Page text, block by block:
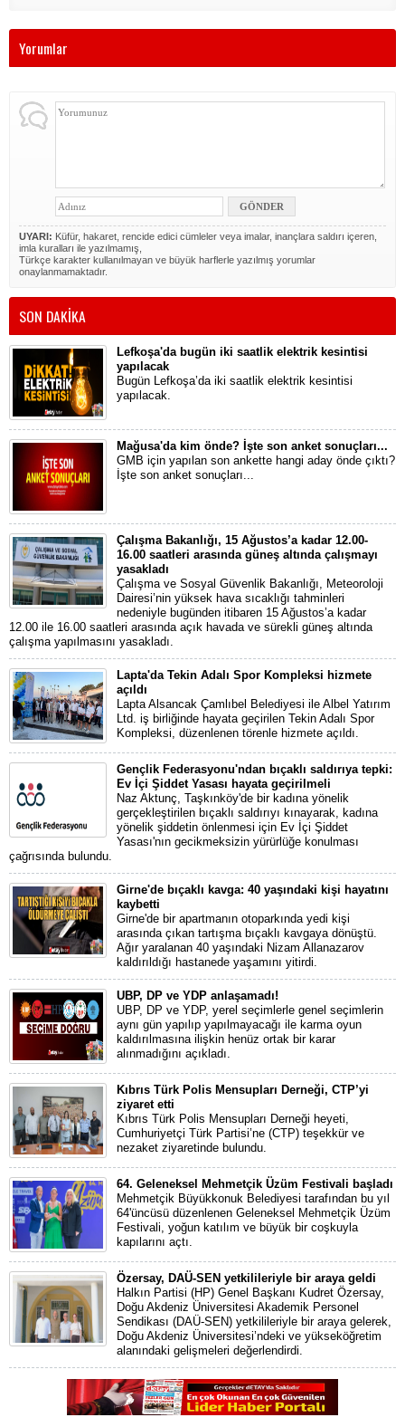
Yorumlar
UYARI: Küfür, hakaret, rencide edici cümleler veya imalar, inançlara saldırı içeren,
imla kuralları ile yazılmamış,
Türkçe karakter kullanılmayan ve büyük harflerle yazılmış yorumlar
onaylanmamaktadır.
SON DAKİKA
Lefkoşa'da bugün iki saatlik elektrik kesintisi
yapılacak
Bugün Lefkoşa’da iki saatlik elektrik kesintisi
yapılacak.
Mağusa'da kim önde? İşte son anket sonuçları...
GMB için yapılan son ankette hangi aday önde çıktı?
İşte son anket sonuçları...
Çalışma Bakanlığı, 15 Ağustos’a kadar 12.00-
16.00 saatleri arasında güneş altında çalışmayı
yasakladı
Çalışma ve Sosyal Güvenlik Bakanlığı, Meteoroloji
Dairesi’nin yüksek hava sıcaklığı tahminleri
nedeniyle bugünden itibaren 15 Ağustos’a kadar
12.00 ile 16.00 saatleri arasında açık havada ve sürekli güneş altında
çalışma yapılmasını yasakladı.
Lapta'da Tekin Adalı Spor Kompleksi hizmete
açıldı
Lapta Alsancak Çamlıbel Belediyesi ile Albel Yatırım
Ltd. iş birliğinde hayata geçirilen Tekin Adalı Spor
Kompleksi, düzenlenen törenle hizmete açıldı.
Gençlik Federasyonu'ndan bıçaklı saldırıya tepki:
Ev İçi Şiddet Yasası hayata geçirilmeli
Naz Aktunç, Taşkınköy'de bir kadına yönelik
gerçekleştirilen bıçaklı saldırıyı kınayarak, kadına
yönelik şiddetin önlenmesi için Ev İçi Şiddet
Yasası'nın gecikmeksizin yürürlüğe konulması
çağrısında bulundu.
Girne'de bıçaklı kavga: 40 yaşındaki kişi hayatını
kaybetti
Girne'de bir apartmanın otoparkında yedi kişi
arasında çıkan tartışma bıçaklı kavgaya dönüştü.
Ağır yaralanan 40 yaşındaki Nizam Allanazarov
kaldırıldığı hastanede yaşamını yitirdi.
UBP, DP ve YDP anlaşamadı!
UBP, DP ve YDP, yerel seçimlerle genel seçimlerin
aynı gün yapılıp yapılmayacağı ile karma oyun
kaldırılmasına ilişkin henüz ortak bir karar
alınmadığını açıkladı.
Kıbrıs Türk Polis Mensupları Derneği, CTP’yi
ziyaret etti
Kıbrıs Türk Polis Mensupları Derneği heyeti,
Cumhuriyetçi Türk Partisi’ne (CTP) teşekkür ve
nezaket ziyaretinde bulundu.
64. Geleneksel Mehmetçik Üzüm Festivali başladı
Mehmetçik Büyükkonuk Belediyesi tarafından bu yıl
64'üncüsü düzenlenen Geleneksel Mehmetçik Üzüm
Festivali, yoğun katılım ve büyük bir coşkuyla
kapılarını açtı.
Özersay, DAÜ-SEN yetkilileriyle bir araya geldi
Halkın Partisi (HP) Genel Başkanı Kudret Özersay,
Doğu Akdeniz Üniversitesi Akademik Personel
Sendikası (DAÜ-SEN) yetkilileriyle bir araya gelerek,
Doğu Akdeniz Üniversitesi’ndeki ve yükseköğretim
alanındaki gelişmeleri değerlendirdi.